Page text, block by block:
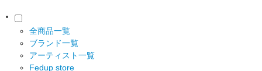
全商品一覧
ブランド一覧
アーティスト一覧
Fedup store